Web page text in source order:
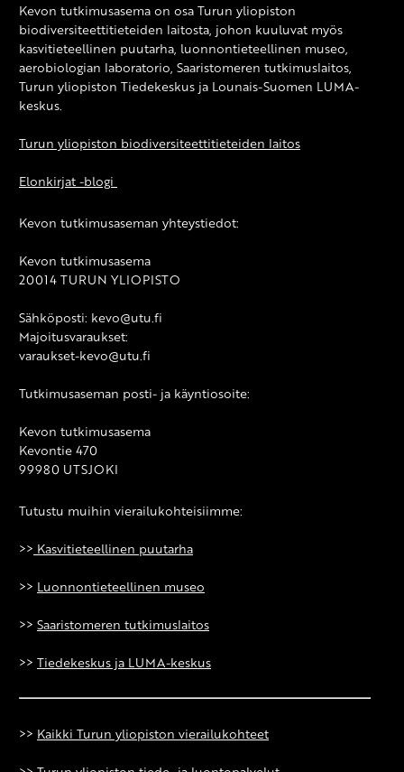
Kevon tutkimusasema on osa Turun yliopiston
biodiversiteettitieteiden laitosta, johon kuuluvat myös
kasvitieteellinen puutarha, luonnontieteellinen museo,
aerobiologian laboratorio, Saaristomeren tutkimuslaitos,
Turun yliopiston Tiedekeskus ja Lounais-Suomen LUMA-
keskus.
Turun yliopiston biodiversiteettitieteiden laitos
Elonkirjat -blogi
Kevon tutkimusaseman yhteystiedot:
Kevon tutkimusasema
20014 TURUN YLIOPISTO
Sähköposti: kevo@utu.fi
Majoitusvaraukset:
varaukset-kevo@utu.fi
Tutkimusaseman posti- ja käyntiosoite:
Kevon tutkimusasema
Kevontie 470
99980 UTSJOKI
Tutustu muihin vierailukohteisiimme:
>> Kasvitieteellinen puutarha
>> Luonnontieteellinen museo
>> Saaristomeren tutkimuslaitos
>> Tiedekeskus ja LUMA-keskus
>> Kaikki Turun yliopiston vierailukohteet